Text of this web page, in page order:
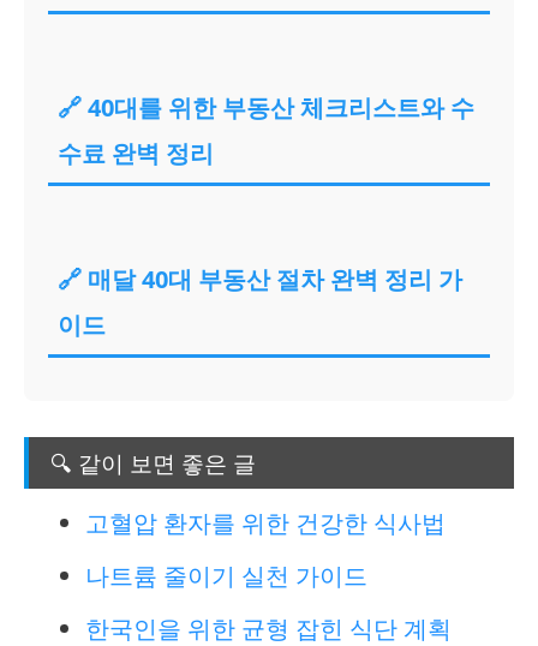
🔗 40대를 위한 부동산 체크리스트와 수
수료 완벽 정리
🔗 매달 40대 부동산 절차 완벽 정리 가
이드
🔍 같이 보면 좋은 글
고혈압 환자를 위한 건강한 식사법
나트륨 줄이기 실천 가이드
한국인을 위한 균형 잡힌 식단 계획